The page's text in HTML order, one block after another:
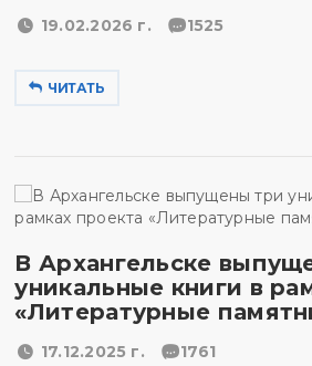
19.02.2026 г. 1525
ЧИТАТЬ
В Архангельске
уникальные книги в
«Литературные
17.12.2025 г. 1761